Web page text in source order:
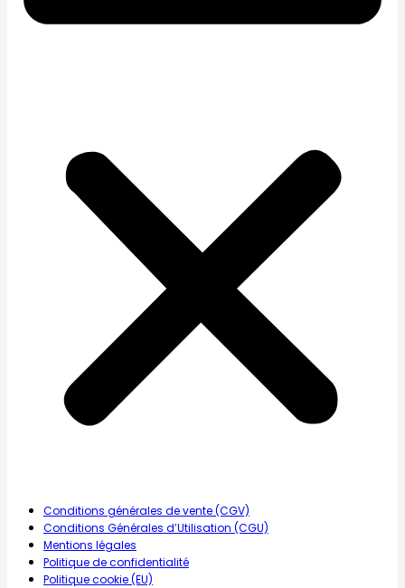
Conditions générales de vente (CGV)
Conditions Générales d’Utilisation (CGU)
Mentions légales
Politique de confidentialité
Politique cookie (EU)